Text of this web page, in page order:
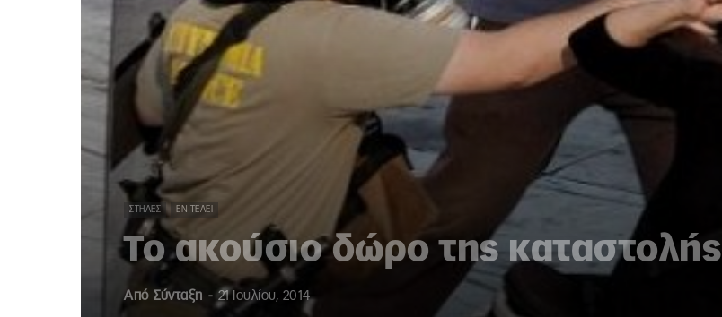
ΣΤΉΛΕΣ ΕΝ ΤΈΛΕΙ
Το ακούσιο δώρο της καταστολής
Από Σύνταξη - 21 Ιουλίου, 2014